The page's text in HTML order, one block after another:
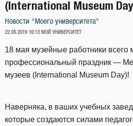
(International Museum
Новости "Моего университета"
ОПУБЛИКОВАНО
22.05.2019 16:13 МОЙ УНИВЕРСИТЕТ
18 мая музейные работники всего
профессиональный праздник —
музеев (International Museum Day)!
Наверняка, в ваших учебных
которые создаются силами